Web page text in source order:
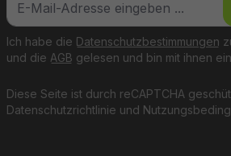
Diese Seite ist durch reCAPTCHA
Datenschutzrichtlinie und
Ich habe die Datenschutzbestimmungen
und die AGB gelesen und bin mit ihnen